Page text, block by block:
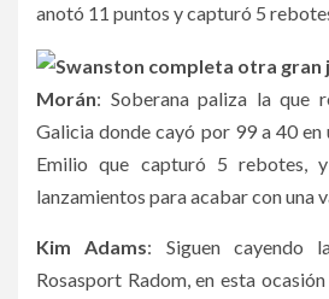
anotó 11 puntos y capturó 5
Morán: Soberana paliza la que
Galicia donde cayó por 99 a 40
Emilio que capturó 5 rebotes,
lanzamientos para acabar con una
Kim Adams: Siguen cayendo
Rosasport Radom, en esta